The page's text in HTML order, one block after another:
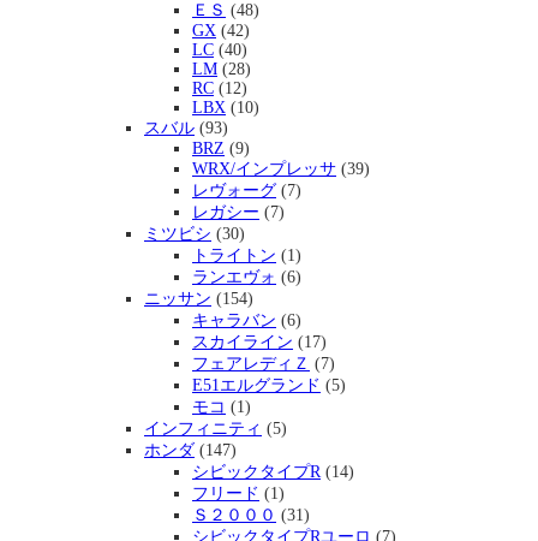
ＥＳ (48)
GX (42)
LC (40)
LM (28)
RC (12)
LBX (10)
スバル (93)
BRZ (9)
WRX/インプレッサ (39)
レヴォーグ (7)
レガシー (7)
ミツビシ (30)
トライトン (1)
ランエヴォ (6)
ニッサン (154)
キャラバン (6)
スカイライン (17)
フェアレディＺ (7)
E51エルグランド (5)
モコ (1)
インフィニティ (5)
ホンダ (147)
シビックタイプR(14)
フリード (1)
Ｓ２０００ (31)
シビックタイプRユーロ (7)